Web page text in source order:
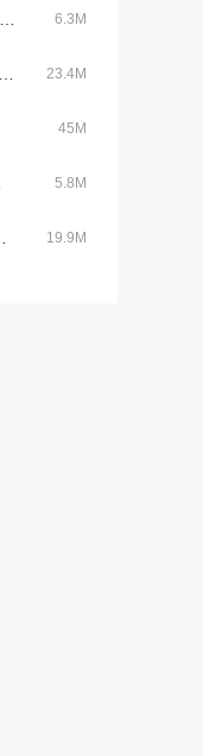
6.3M
23.4M
45M
5.8M
19.9M